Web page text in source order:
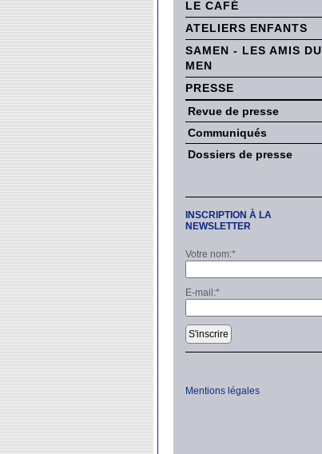
LE CAFÉ
ATELIERS ENFANTS
SAMEN - LES AMIS DU
MEN
PRESSE
Revue de presse
Communiqués
Dossiers de presse
INSCRIPTION À LA
NEWSLETTER
Votre nom:*
E-mail:*
S'inscrire
Mentions légales